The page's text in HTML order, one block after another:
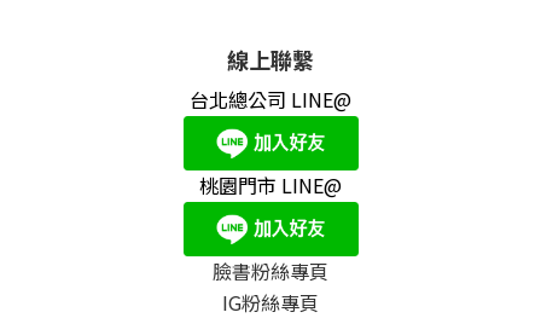
線上聯繫
台北總公司 LINE@
桃園門市 LINE@
臉書粉絲專頁
IG粉絲專頁